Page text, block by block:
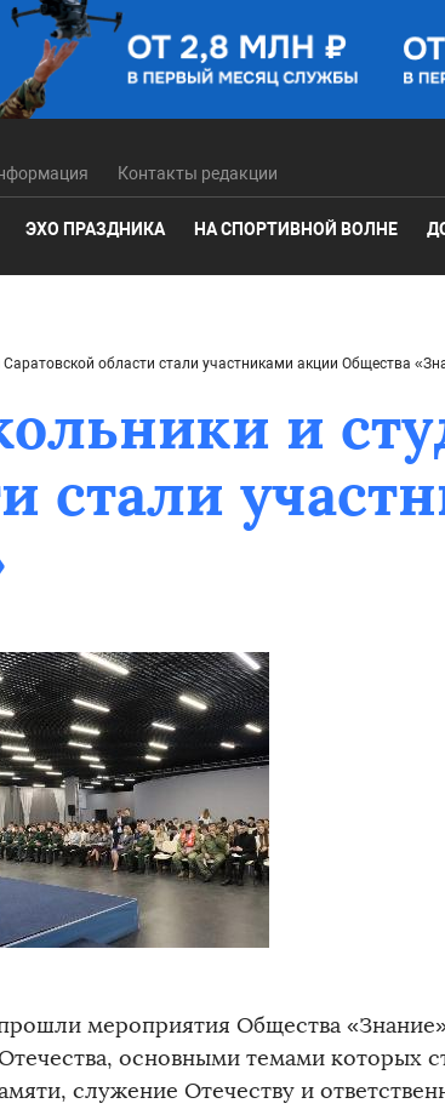
Контакты редакции
ЭХО ПРАЗДНИКА НА СПОРТИВНОЙ ВОЛНЕ
области стали участниками акции Общества
и
стали
мероприятия Общества
основными темами которых
служение Отечеству и